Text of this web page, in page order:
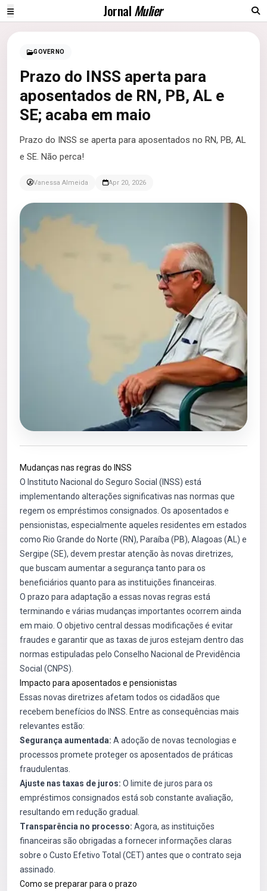
JornalMulier
GOVERNO
Prazo do INSS aperta para
aposentados de RN, PB, AL e
SE; acaba em maio
Prazo do INSS se aperta para aposentados no RN, PB, AL
e SE. Não perca!
Vanessa Almeida Apr 20, 2026
Mudanças nas regras do INSS
O Instituto Nacional do Seguro Social (INSS) está
implementando alterações significativas nas normas que
regem os empréstimos consignados. Os aposentados e
pensionistas, especialmente aqueles residentes em estados
como Rio Grande do Norte (RN), Paraíba (PB), Alagoas (AL) e
Sergipe (SE), devem prestar atenção às novas diretrizes,
que buscam aumentar a segurança tanto para os
beneficiários quanto para as instituições financeiras.
O prazo para adaptação a essas novas regras está
terminando e várias mudanças importantes ocorrem ainda
em maio. O objetivo central dessas modificações é evitar
fraudes e garantir que as taxas de juros estejam dentro das
normas estipuladas pelo Conselho Nacional de Previdência
Social (CNPS).
Impacto para aposentados e pensionistas
Essas novas diretrizes afetam todos os cidadãos que
recebem benefícios do INSS. Entre as consequências mais
relevantes estão:
Segurança aumentada: A adoção de novas tecnologias e
processos promete proteger os aposentados de práticas
fraudulentas.
Ajuste nas taxas de juros: O limite de juros para os
empréstimos consignados está sob constante avaliação,
resultando em redução gradual.
Transparência no processo: Agora, as instituições
financeiras são obrigadas a fornecer informações claras
sobre o Custo Efetivo Total (CET) antes que o contrato seja
assinado.
Como se preparar para o prazo